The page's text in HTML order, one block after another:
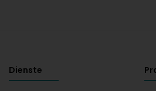
Dienste